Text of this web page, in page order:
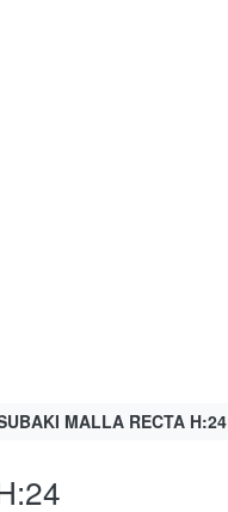
MALLA RECTA H:24